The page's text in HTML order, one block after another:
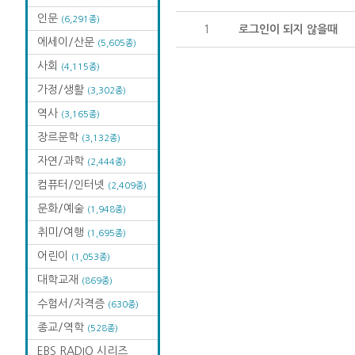
인문 (6,291종)
에세이/산문 (5,605종)
사회 (4,115종)
가정/생활 (3,302종)
역사 (3,165종)
장르문학 (3,132종)
자연/과학 (2,444종)
컴퓨터/인터넷 (2,409종)
문화/예술 (1,948종)
취미/여행 (1,695종)
어린이 (1,053종)
대학교재 (869종)
수험서/자격증 (630종)
종교/역학 (528종)
EBS RADIO 시리즈
1 로그인이 되지 않을때